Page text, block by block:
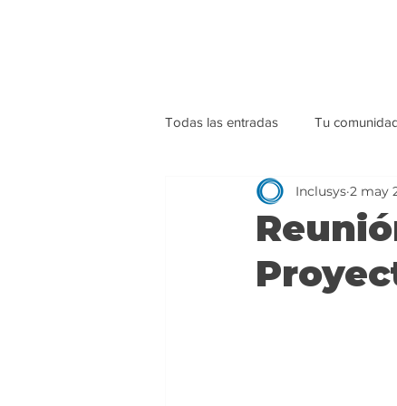
Todas las entradas Tu
Inclusys 2 may